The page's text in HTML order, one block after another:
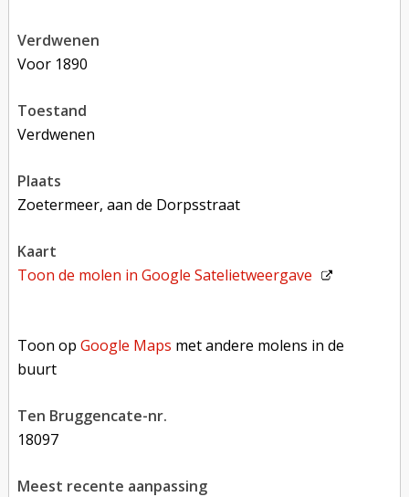
verdwenen
voor 1890
toestand
verdwenen
plaats
Zoetermeer, aan de Dorpsstraat
kaart
Toon de molen inGoogle Satelietweergave
Toon opGoogle Maps met andere molens in de
buurt
Ten Bruggencate-nr.
18097
Meest recente aanpassing